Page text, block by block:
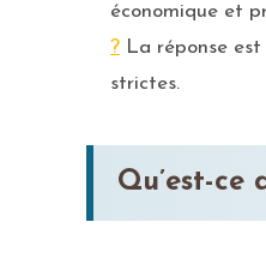
économique et
? La réponse
strictes.
Qu’est-